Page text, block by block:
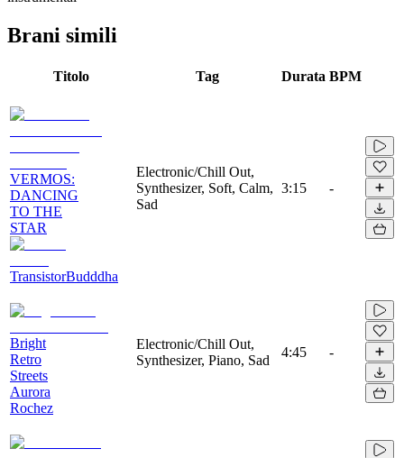
Brani simili
Titolo Tag Durata BPM
VERMOS:
DANCING
TO THE
STAR
TransistorBudddha
Electronic/Chill Out,
Synthesizer, Soft, Calm,
Sad
3:15 -
Bright
Retro
Streets
Aurora
Rochez
Electronic/Chill Out,
Synthesizer, Piano, Sad
4:45 -